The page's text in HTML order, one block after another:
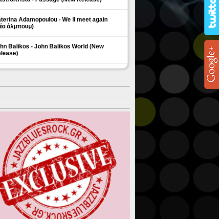
Adamopoulou - We ll meet again
άλμπουμ)
Balikos - John Balikos World (New